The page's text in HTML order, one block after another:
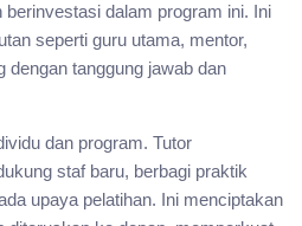
berinvestasi dalam program ini. Ini
seperti guru utama, mentor,
dengan tanggung jawab dan
dan program. Tutor
staf baru, berbagi praktik
upaya pelatihan. Ini menciptakan